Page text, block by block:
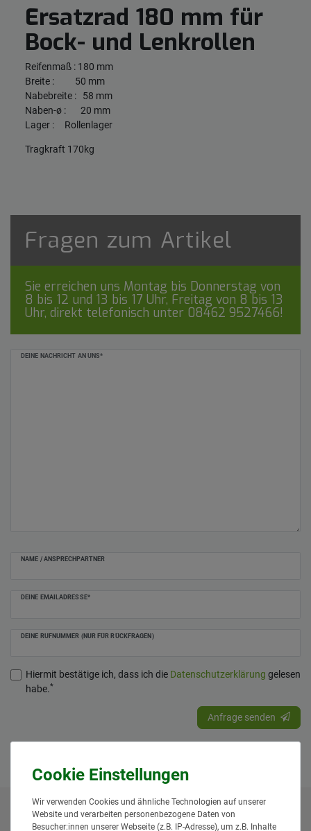
Ersatzrad 180 mm für
Bock- und Lenkrollen
Reifenmaß : 180 mm
Breite : 50 mm
Nabebreite : 58 mm
Naben-ø : 20 mm
Lager : Rollenlager
Tragkraft 170kg
Fragen zum Artikel
Sie erreichen uns Montag bis Donnerstag von
8 bis 12 und 13 bis 17 Uhr, Freitag von 8 bis 13
Uhr, direkt telefonisch unter 08462 9527466!
DEINE NACHRICHT AN UNS*
NAME / ANSPRECHPARTNER
DEINE EMAILADRESSE*
DEINE RUFNUMMER (NUR FÜR RÜCKFRAGEN)
Hiermit bestätige ich, dass ich die Daten­schutz­erklärung gelesen
habe.*
Ceres::Template.mailFormHoneypotLabel
Anfrage senden
* Alle Preise inklusive gesetzlicher Mehrwertsteuer und
Wir verwenden Cookies und ähnliche Technologien auf unserer
Website und verarbeiten personenbezogene Daten von
Besucher:innen unserer Webseite (z.B. IP-Adresse), um z.B. Inhalte